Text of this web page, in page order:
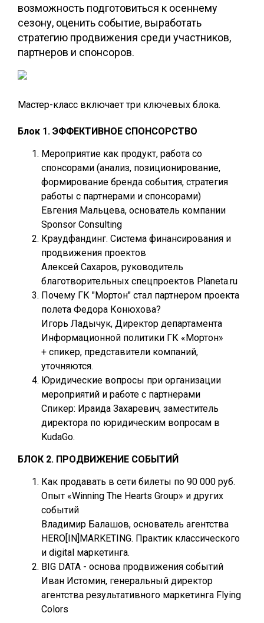
возможность подготовиться к осеннему
сезону, оценить событие, выработать
стратегию продвижения среди участников,
партнеров и спонсоров.
Мастер-класс включает три ключевых блока.
Блок 1. ЭФФЕКТИВНОЕ СПОНСОРСТВО
Мероприятие как продукт, работа со
спонсорами (анализ, позиционирование,
формирование бренда события, стратегия
работы с партнерами и спонсорами)
Евгения Мальцева, основатель компании
Sponsor Consulting
Краудфандинг. Система финансирования и
продвижения проектов
Алексей Сахаров, руководитель
благотворительных спецпроектов Planeta.ru
Почему ГК "Мортон" стал партнером проекта
полета Федора Конюхова?
Игорь Ладычук, Директор департамента
Информационной политики ГК «Мортон»
+ спикер, представители компаний,
уточняются.
Юридические вопросы при организации
мероприятий и работе с партнерами
Спикер: Ираида Захаревич, заместитель
директора по юридическим вопросам в
KudaGo.
БЛОК 2. ПРОДВИЖЕНИЕ СОБЫТИЙ
Как продавать в сети билеты по 90 000 руб.
Опыт «Winning The Hearts Group» и других
событий
Владимир Балашов, основатель агентства
HERO[IN]MARKETING. Практик классического
и digital маркетинга.
BIG DATA - основа продвижения событий
Иван Истомин, генеральный директор
агентства результативного маркетинга Flying
Colors